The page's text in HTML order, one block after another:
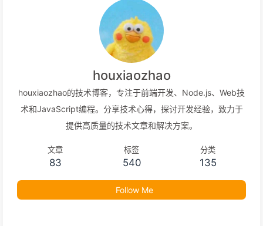
houxiaozhao
houxiaozhao的技术博客，专注于前端开发、Node.js、Web技
术和JavaScript编程。分享技术心得，探讨开发经验，致力于
提供高质量的技术文章和解决方案。
文章
83
标签
540
分类
135
Follow Me